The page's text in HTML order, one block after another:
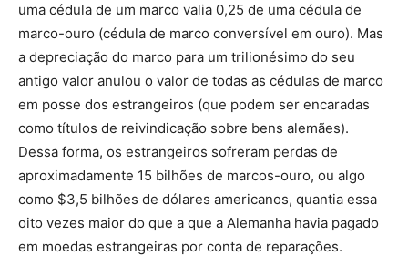
uma cédula de um marco valia 0,25 de uma cédula de
marco-ouro (cédula de marco conversível em ouro). Mas
a depreciação do marco para um trilionésimo do seu
antigo valor anulou o valor de todas as cédulas de marco
em posse dos estrangeiros (que podem ser encaradas
como títulos de reivindicação sobre bens alemães).
Dessa forma, os estrangeiros sofreram perdas de
aproximadamente 15 bilhões de marcos-ouro, ou algo
como $3,5 bilhões de dólares americanos, quantia essa
oito vezes maior do que a que a Alemanha havia pagado
em moedas estrangeiras por conta de reparações.